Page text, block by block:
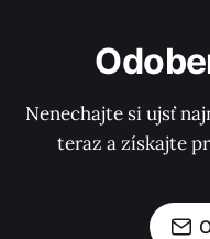
Nenechajte si ujsť
teraz a získajte